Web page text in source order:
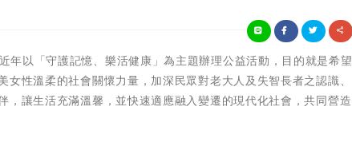
以「守護記憶、樂活健康」為主題辦理公益活動，目的就是希望
性溫柔的社會關懷力量，加深民眾對老大人及失智長者之認識、
讓生活充滿溫馨，並快速適應融入變遷的現代化社會，共同營造